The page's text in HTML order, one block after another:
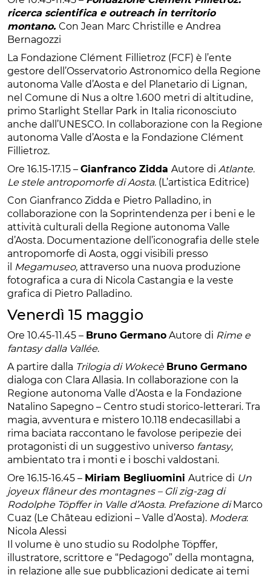
ricerca scientifica e outreach in territorio
montano. Con Jean Marc Christille e Andrea
Bernagozzi
La Fondazione Clément Fillietroz (FCF) è l’ente
gestore dell’Osservatorio Astronomico della Regione
autonoma Valle d’Aosta e del Planetario di Lignan,
nel Comune di Nus a oltre 1.600 metri di altitudine,
primo Starlight Stellar Park in Italia riconosciuto
anche dall’UNESCO. In collaborazione con la Regione
autonoma Valle d’Aosta e la Fondazione Clément
Fillietroz.
Ore 16.15-17.15 – Gianfranco Zidda Autore di Atlante.
Le stele antropomorfe di Aosta. (L’artistica Editrice)
Con Gianfranco Zidda e Pietro Palladino, in
collaborazione con la Soprintendenza per i beni e le
attività culturali della Regione autonoma Valle
d’Aosta. Documentazione dell’iconografia delle stele
antropomorfe di Aosta, oggi visibili presso
il Megamuseo, attraverso una nuova produzione
fotografica a cura di Nicola Castangia e la veste
grafica di Pietro Palladino.
Venerdì 15 maggio
Ore 10.45-11.45 – Bruno Germano Autore di Rime e
fantasy dalla Vallée.
A partire dalla Trilogia di Wokecè Bruno Germano
dialoga con Clara Allasia. In collaborazione con la
Regione autonoma Valle d’Aosta e la Fondazione
Natalino Sapegno – Centro studi storico-letterari. Tra
magia, avventura e mistero 10.118 endecasillabi a
rima baciata raccontano le favolose peripezie dei
protagonisti di un suggestivo universo fantasy,
ambientato tra i monti e i boschi valdostani.
Ore 16.15-16.45 – Miriam Begliuomini Autrice di Un
joyeux flâneur des montagnes – Gli zig-zag di
Rodolphe Töpffer in Valle d’Aosta. Prefazione diMarco
Cuaz (Le Château edizioni – Valle d’Aosta). Modera:
Nicola Alessi
Il volume è uno studio su Rodolphe Töpffer,
illustratore, scrittore e “Pedagogo” della montagna,
in relazione alle sue pubblicazioni dedicate ai temi